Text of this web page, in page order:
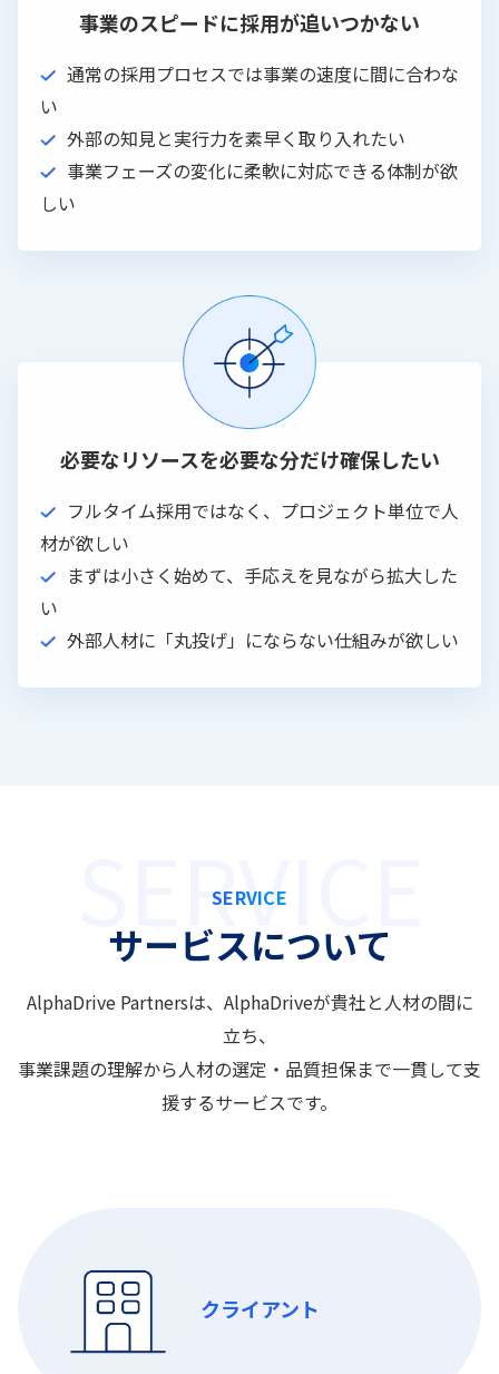
事業のスピードに採用が追いつかない
通常の採用プロセスでは事業の速度に間に合わな
い
外部の知見と実行力を素早く取り入れたい
事業フェーズの変化に柔軟に対応できる体制が欲
しい
必要なリソースを必要な分だけ確保したい
フルタイム採用ではなく、プロジェクト単位で人
材が欲しい
まずは小さく始めて、手応えを見ながら拡大した
い
外部人材に「丸投げ」にならない仕組みが欲しい
SERVICE
サービスについて
AlphaDrive Partnersは、AlphaDriveが貴社と人材の間に
立ち、
事業課題の理解から人材の選定・品質担保まで一貫して支
援するサービスです。
クライアント